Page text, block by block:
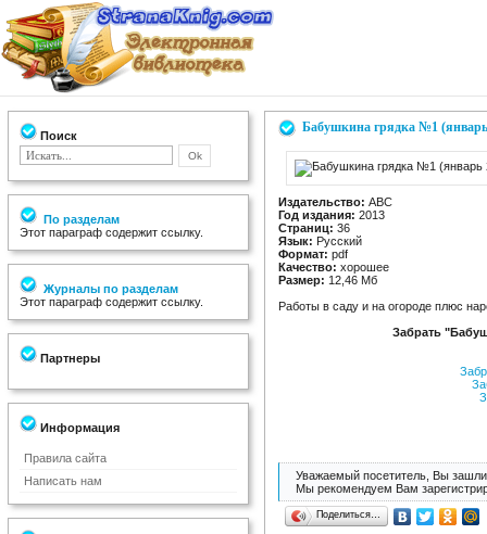
Поиск
По разделам
Этот параграф содержит ссылку.
Журналы по разделам
Этот параграф содержит ссылку.
Партнеры
Информация
Правила сайта
Написать нам
Бабушкина грядка №1
Издательство: АВС
Год издания: 2013
Страниц: 36
Язык: Русский
Формат: pdf
Качество: хорошее
Размер: 12,46 Мб
Работы в саду и на огороде плюс
Забрать
Уважаемый посетитель, Вы зашли
Мы рекомендуем Вам
Поделиться…